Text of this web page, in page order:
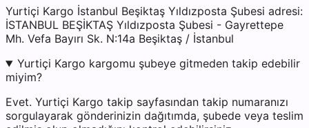
Yurtiçi Kargo İstanbul Beşiktaş Yıldızposta Şubesi adresi:
İSTANBUL BEŞİKTAŞ Yıldızposta Şubesi - Gayrettepe
Mh. Vefa Bayırı Sk. N:14a Beşiktaş / İstanbul
Yurtiçi Kargo kargomu şubeye gitmeden takip edebilir
miyim?
Evet. Yurtiçi Kargo takip sayfasından takip numaranızı
sorgulayarak gönderinizin dağıtımda, şubede veya teslim